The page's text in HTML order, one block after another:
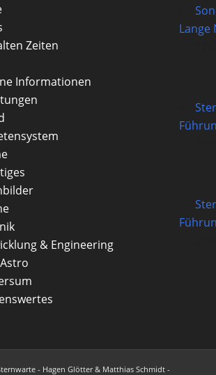
Zeiten
Informationen
& Engineering
Lange
- Hagen Glötter & Matthias Schmidt -